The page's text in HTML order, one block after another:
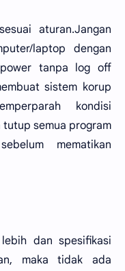
aturan.Jangan
laptop dengan
tanpa log off
sistem korup
kondisi
semua program
mematikan
dan spesifikasi
maka tidak ada